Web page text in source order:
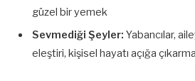
güzel bir yemek
Sevmediği Şeyler: Yabancılar,
eleştiri, kişisel hayatı açığa çıkarma